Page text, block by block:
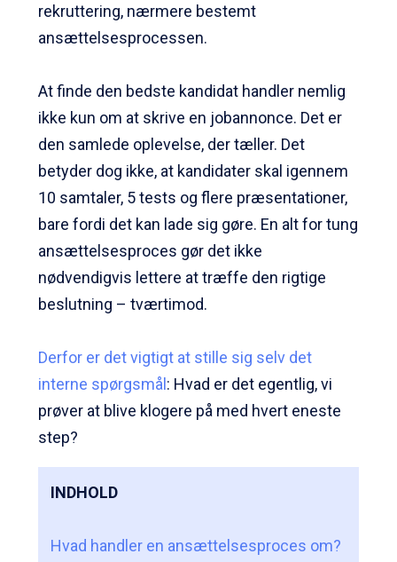
rekruttering, nærmere bestemt
ansættelsesprocessen.
At finde den bedste kandidat handler nemlig
ikke kun om at skrive en jobannonce. Det er
den samlede oplevelse, der tæller. Det
betyder dog ikke, at kandidater skal igennem
10 samtaler, 5 tests og flere præsentationer,
bare fordi det kan lade sig gøre. En alt for tung
ansættelsesproces gør det ikke
nødvendigvis lettere at træffe den rigtige
beslutning – tværtimod.
Derfor er det vigtigt at stille sig selv det
interne spørgsmål : Hvad er det egentlig, vi
prøver at blive klogere på med hvert eneste
step?
INDHOLD
Hvad handler en ansættelsesproces om?